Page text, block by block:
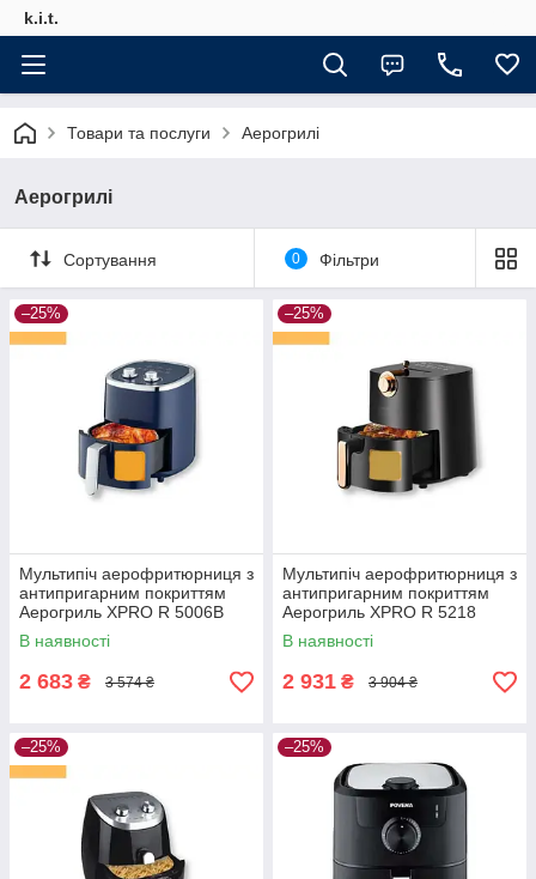
k.i.t.
Товари та послуги Аерогрилі
Аерогрилі
Сортування 0 Фільтри
–25%
Мультипіч аерофритюрниця з
антипригарним покриттям
Аерогриль XPRO R 5006B
синя (41038-R 5006B)
В наявності
2 683 ₴ 3 574 ₴
–25%
Мультипіч аерофритюрниця з
антипригарним покриттям
Аерогриль XPRO R 5218
чорна (41040-R 5218)
В наявності
2 931 ₴ 3 904 ₴
–25% –25%